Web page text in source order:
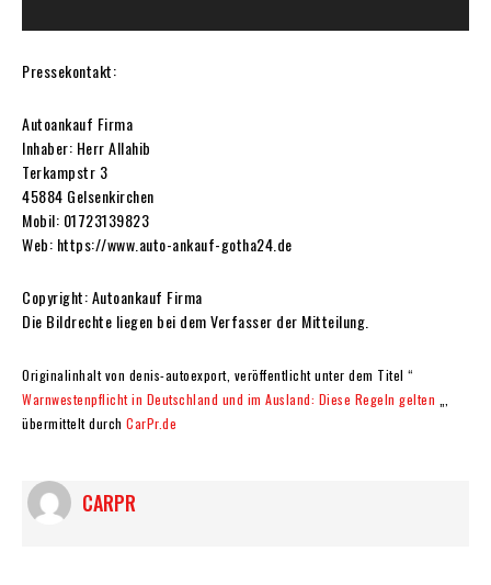
e
Pressekontakt:
Autoankauf Firma
Inhaber: Herr Allahib
Terkampstr 3
45884 Gelsenkirchen
Mobil: 01723139823
Web: https://www.auto-ankauf-gotha24.de
Copyright: Autoankauf Firma
Die Bildrechte liegen bei dem Verfasser der Mitteilung.
Originalinhalt von denis-autoexport, veröffentlicht unter dem Titel “
Warnwestenpflicht in Deutschland und im Ausland: Diese Regeln gelten
übermittelt durch CarPr.de
CARPR